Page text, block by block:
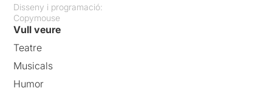
Disseny i programació:
Copymouse
Vull veure
Teatre
Musicals
Humor